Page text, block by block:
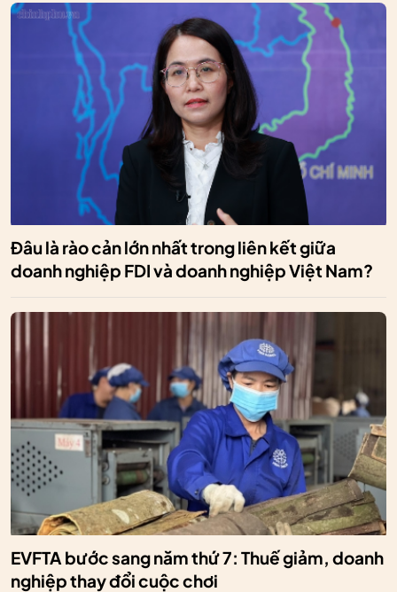
Đâu là rào cản lớn nhất trong liên kết giữa
doanh nghiệp FDI và doanh nghiệp Việt Nam?
EVFTA bước sang năm thứ 7: Thuế giảm, doanh
nghiệp thay đổi cuộc chơi